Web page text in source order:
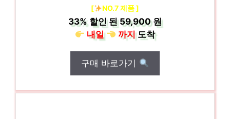
[ NO.7 제품 ]
33%할인 된59,900 원
내일
까지도착
구매 바로가기